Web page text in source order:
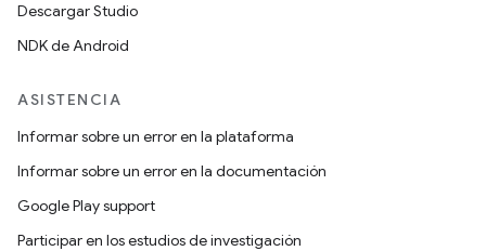
Descargar Studio
NDK de Android
ASISTENCIA
Informar sobre un error en la plataforma
Informar sobre un error en la documentación
Google Play support
Participar en los estudios de investigación